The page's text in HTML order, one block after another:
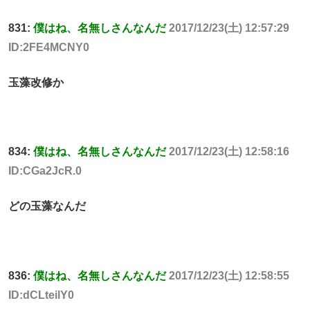
831: 僕はね、名無しさんなんだ 2017/12/23(土) 12:57:29
ID:2FE4MCNY0
玉藻改修か
834: 僕はね、名無しさんなんだ 2017/12/23(土) 12:58:16
ID:CGa2JcR.0
どの玉藻なんだ
836: 僕はね、名無しさんなんだ 2017/12/23(土) 12:58:55
ID:dCLteilY0